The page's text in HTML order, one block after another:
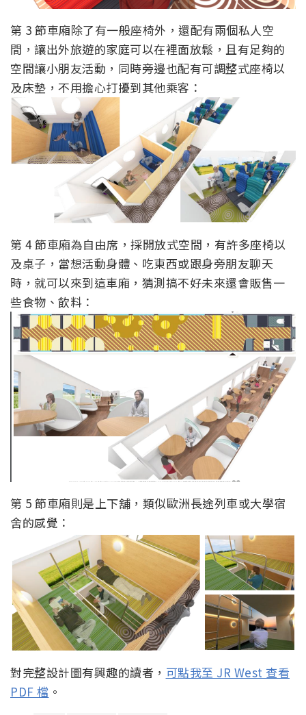
第 3 節車廂除了有一般座椅外，還配有兩個私人空
間，讓出外旅遊的家庭可以在裡面放鬆，且有足夠的
空間讓小朋友活動，同時旁邊也配有可調整式座椅以
及床墊，不用擔心打擾到其他乘客：
第 4 節車廂為自由席，採開放式空間，有許多座椅以
及桌子，當想活動身體、吃東西或跟身旁朋友聊天
時，就可以來到這車廂，猜測搞不好未來還會販售一
些食物、飲料：
第 5 節車廂則是上下舖，類似歐洲長途列車或大學宿
舍的感覺：
對完整設計圖有興趣的讀者， 可點我至 JR West 查看
PDF 檔 。